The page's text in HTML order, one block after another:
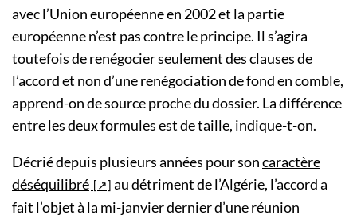
avec l’Union européenne en 2002 et la partie
européenne n’est pas contre le principe. Il s’agira
toutefois de renégocier seulement des clauses de
l’accord et non d’une renégociation de fond en comble,
apprend-on de source proche du dossier. La différence
entre les deux formules est de taille, indique-t-on.
Décrié depuis plusieurs années pour soncaractère
déséquilibré
au détriment de l’Algérie, l’accord a
fait l’objet à la mi-janvier dernier d’une réunion